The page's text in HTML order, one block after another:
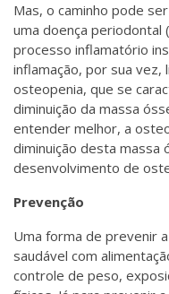
Mas, o caminho pode
uma doença periodontal
processo inflamatório
inflamação, por sua vez,
osteopenia, que se
diminuição da massa
entender melhor, a
diminuição desta massa
desenvolvimento de
Prevenção
Uma forma de prevenir
saudável com
controle de peso,